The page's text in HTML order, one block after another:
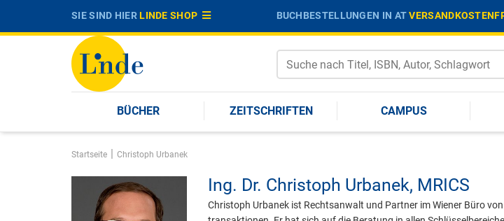
SIE SIND HIERLINDE SHOP BUCHBESTELLUNGEN IN AT
BÜCHER ZEITSCHRIFTEN CAMPUS
Startseite | Christoph Urbanek
Ing. Dr. Christoph Urbanek, MRICS
Christoph Urbanek ist Rechtsanwalt und Partner im Wiener Büro